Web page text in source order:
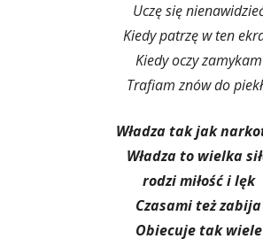
Uczę się
Kiedy patrzę w ten
Kiedy oczy zamykam
Trafiam znów do
Władza tak jak
Władza to wielka
rodzi miłość i lęk
Czasami też zabija
Obiecuje tak wiele